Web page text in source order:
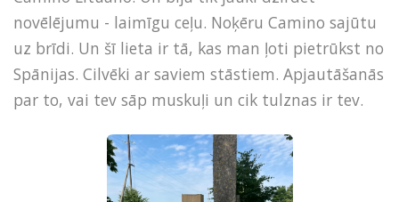
novēlējumu - laimīgu ceļu. Noķēru Camino sajūtu
uz brīdi. Un šī lieta ir tā, kas man ļoti pietrūkst no
Spānijas. Cilvēki ar saviem stāstiem. Apjautāšanās
par to, vai tev sāp muskuļi un cik tulznas ir tev.